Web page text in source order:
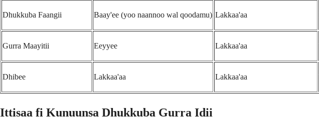
Dhukkuba Faangii Baay'ee (yoo naannoo wal qoodamu) Lakkaa'aa
Gurra Maayitii Eeyyee Lakkaa'aa
Dhibee Lakkaa'aa Lakkaa'aa
Ittisaa fi Kunuunsa Dhukkuba Gurra Idii